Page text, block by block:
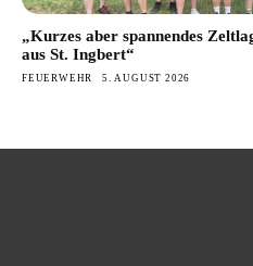
„Kurzes aber spannendes
aus St. Ingbert“
FEUERWEHR 5. AUGUST 2026